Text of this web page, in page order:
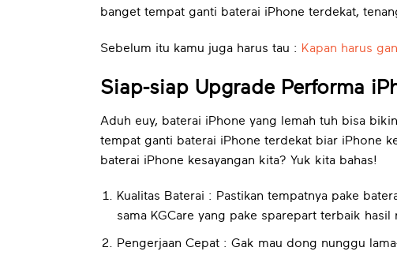
banget tempat ganti baterai iPhone terdekat,
Sebelum itu kamu juga harus tau : Kapan harus
Siap-siap Upgrade Performa
Aduh euy, baterai iPhone yang lemah tuh bisa
tempat ganti baterai iPhone terdekat biar iPhone
baterai iPhone kesayangan kita? Yuk kita bahas!
Kualitas Baterai : Pastikan tempatnya pake
sama KGCare yang pake sparepart terbaik
Pengerjaan Cepat : Gak mau dong nunggu